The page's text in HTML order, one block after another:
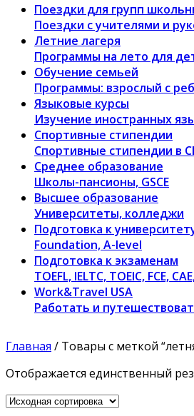
Поездки для групп
Поездки с учителями и
Летние лагеря
Программы на лето для
Обучение семьей
Программы: взрослый с
Языковые курсы
Изучение иностранных
Спортивные стипендии
Спортивные стипендии в
Среднее образование
Школы-пансионы, GSCE
Высшее образование
Университеты, колледжи
Подготовка к
Foundation, A-level
Подготовка к экзаменам
TOEFL, IELTC, TOEIC, FCE,
Work&Travel USA
Работать и
Главная / Товары с меткой
Отображается единственный